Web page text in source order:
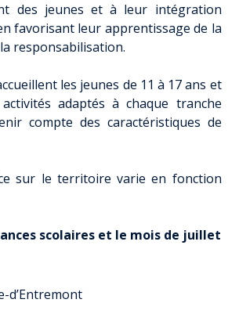
des jeunes et à leur intégration
favorisant leur apprentissage de la
responsabilisation.
les jeunes de 11 à 17 ans et
adaptés à chaque tranche
compte des caractéristiques de
sur le territoire varie en fonction
scolaires et le mois de juillet
d’Entremont